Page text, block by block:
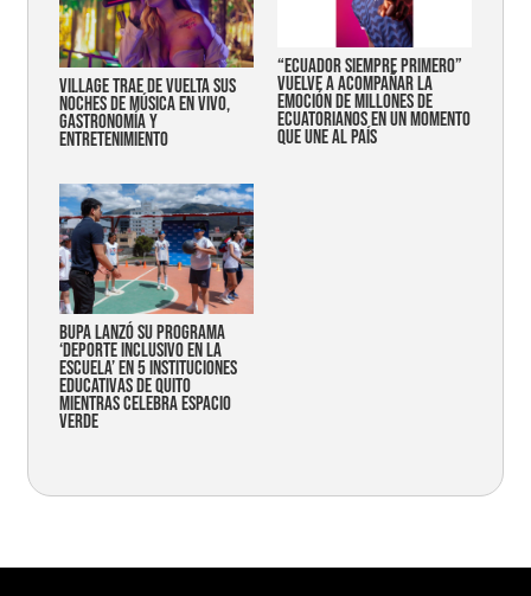
Village trae de vuelta sus
noches de música en vivo,
gastronomía y
entretenimiento
“Ecuador siempre primero”
vuelve a acompañar la
emoción de millones de
ecuatorianos en un momento
que une al país
Bupa lanzó su programa
‘Deporte Inclusivo en la
Escuela’ en 5 instituciones
educativas de Quito
mientras celebra espacio
verde